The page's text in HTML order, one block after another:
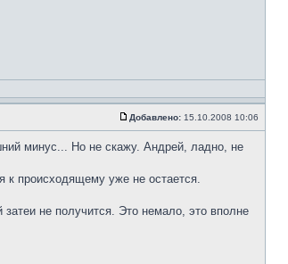
Добавлено: 15.10.2008 10:06
минус... Но не скажу. Андрей, ладно, не
к происходящему уже не остается.
не получится. Это немало, это вполне